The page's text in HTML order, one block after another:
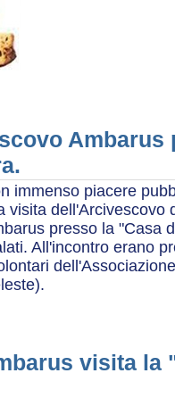
Ambarus
immenso piacere
visita dell'Arcivescovo
presso la "Casa
All'incontro erano
visita la